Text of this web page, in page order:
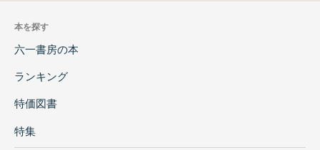
本を探す
六一書房の本
ランキング
特価図書
特集